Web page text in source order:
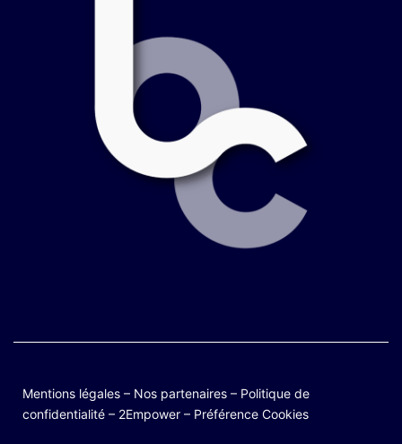
Mentions légales – Nos partenaires – Politique de
confidentialité – 2Empower – Préférence Cookies